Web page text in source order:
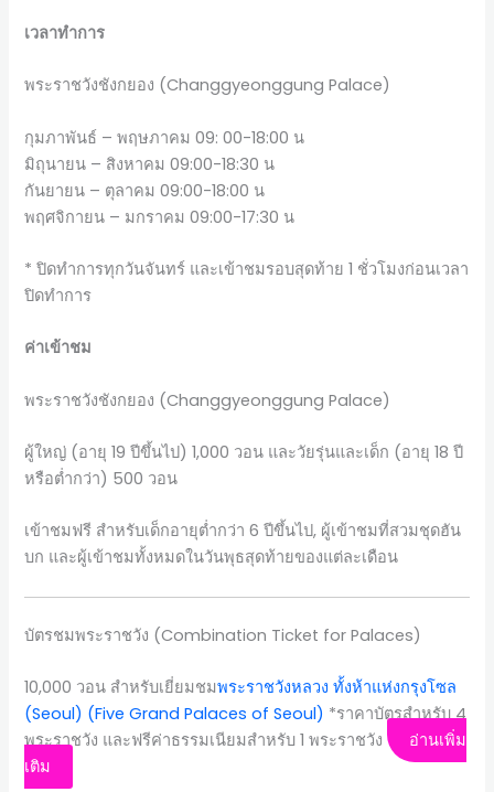
เวลาทำการ
พระราชวังชังกยอง (Changgyeonggung Palace)
กุมภาพันธ์ – พฤษภาคม 09: 00-18:00 น
มิถุนายน – สิงหาคม 09:00-18:30 น
กันยายน – ตุลาคม 09:00-18:00 น
พฤศจิกายน – มกราคม 09:00-17:30 น
* ปิดทำการทุกวันจันทร์ และเข้าชมรอบสุดท้าย 1 ชั่วโมงก่อนเวลา
ปิดทำการ
ค่าเข้าชม
พระราชวังชังกยอง (Changgyeonggung Palace)
ผู้ใหญ่ (อายุ 19 ปีขึ้นไป) 1,000 วอน และวัยรุ่นและเด็ก (อายุ 18 ปี
หรือต่ำกว่า) 500 วอน
เข้าชมฟรี สำหรับเด็กอายุต่ำกว่า 6 ปีขึ้นไป, ผู้เข้าชมที่สวมชุดฮัน
บก และผู้เข้าชมทั้งหมดในวันพุธสุดท้ายของแต่ละเดือน
บัตรชมพระราชวัง (Combination Ticket for Palaces)
10,000 วอน สำหรับเยี่ยมชมพระราชวังหลวง ทั้งห้าแห่งกรุงโซล
(Seoul) (Five Grand Palaces of Seoul) *ราคาบัตรสำหรับ 4
พระราชวัง และฟรีค่าธรรมเนียมสำหรับ 1 พระราชวัง
อ่านเพิ่ม
เติม